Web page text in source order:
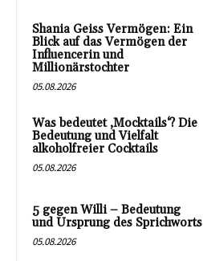
Shania Geiss Vermögen: Ein
Blick auf das Vermögen der
Influencerin und
Millionärstochter
05.08.2026
Was bedeutet ‚Mocktails‘? Die
Bedeutung und Vielfalt
alkoholfreier Cocktails
05.08.2026
5 gegen Willi – Bedeutung
und Ursprung des Sprichworts
05.08.2026